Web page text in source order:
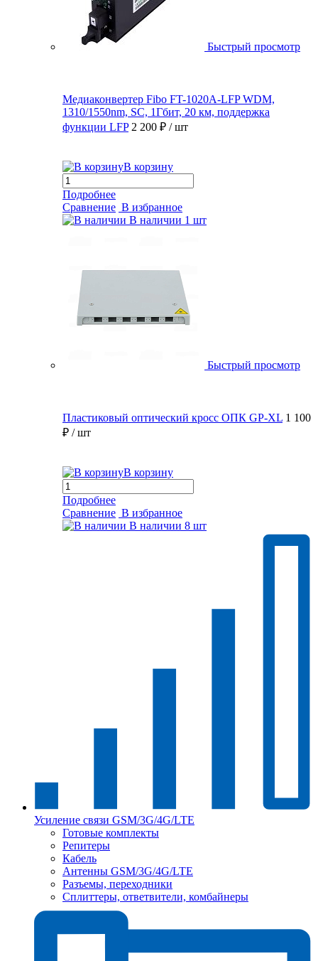
Быстрый просмотр
Медиаконвертер Fibo FT-1020A-LFP WDM,
1310/1550nm, SC, 1Гбит, 20 км, поддержка
функции LFP 2 200 ₽ / шт
В корзину
Подробнее
Сравнение В избранное
В наличии 1 шт
Быстрый просмотр
Пластиковый оптический кросс ОПК GP-XL 1 100
₽ / шт
В корзину
Подробнее
Сравнение В избранное
В наличии 8 шт
Усиление связи GSM/3G/4G/LTE
Готовые комплекты
Репитеры
Кабель
Антенны GSM/3G/4G/LTE
Разъемы, переходники
Сплиттеры, ответвители, комбайнеры